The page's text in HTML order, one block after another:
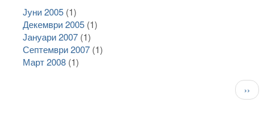
Јуни 2005(1)
Декември 2005(1)
Јануари 2007(1)
Септември 2007(1)
Март 2008(1)
››